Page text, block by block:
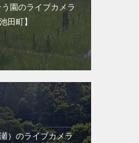
園のライブカメラ
田町】
）のライブカメラ